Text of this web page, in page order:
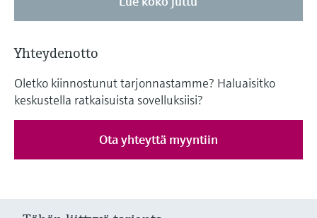
Yhteydenotto
Oletko kiinnostunut tarjonnastamme? Haluaisitko
keskustella ratkaisuista sovelluksiisi?
Ota yhteyttä myyntiin